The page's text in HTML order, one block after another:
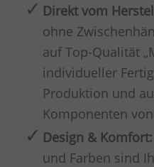
Direkt vom
ohne
auf Top-Qualität
individueller
Produktion und
Komponenten
Design & Komfort:
und Farben sind